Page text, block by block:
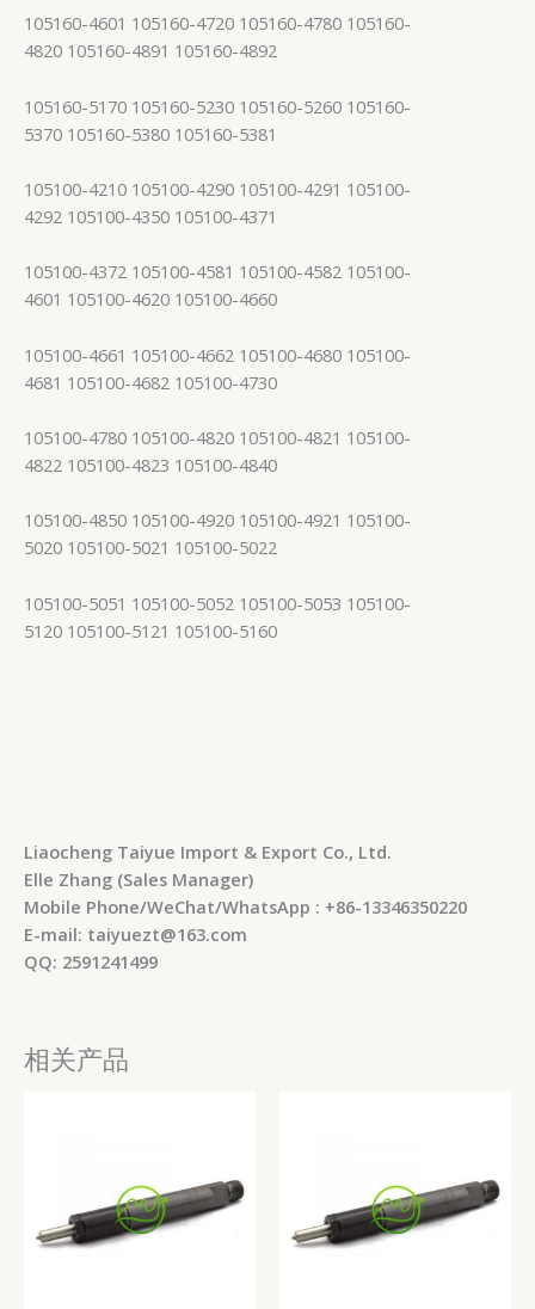
105160-4601 105160-4720 105160-4780 105160-
4820 105160-4891 105160-4892
105160-5170 105160-5230 105160-5260 105160-
5370 105160-5380 105160-5381
105100-4210 105100-4290 105100-4291 105100-
4292 105100-4350 105100-4371
105100-4372 105100-4581 105100-4582 105100-
4601 105100-4620 105100-4660
105100-4661 105100-4662 105100-4680 105100-
4681 105100-4682 105100-4730
105100-4780 105100-4820 105100-4821 105100-
4822 105100-4823 105100-4840
105100-4850 105100-4920 105100-4921 105100-
5020 105100-5021 105100-5022
105100-5051 105100-5052 105100-5053 105100-
5120 105100-5121 105100-5160
Liaocheng Taiyue Import & Export Co., Ltd.
Elle Zhang (Sales Manager)
Mobile Phone/WeChat/WhatsApp : +86-13346350220
E-mail: taiyuezt@163.com
QQ: 2591241499
相关产品